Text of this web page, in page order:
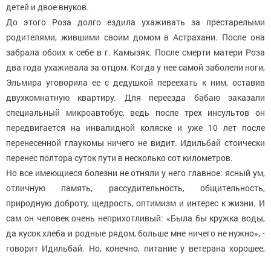
детей и двое внуков.
До этого Роза долго ездила ухаживать за престарелыми
родителями, жившими своим домом в Астрахани. После она
забрала обоих к себе в г. Камызяк. После смерти матери Роза
два года ухаживала за отцом. Когда у нее самой заболели ноги,
Эльмира уговорила ее с дедушкой переехать к ним, оставив
двухкомнатную квартиру. Для переезда бабаю заказали
специальный микроавтобус, ведь после трех инсультов он
передвигается на инвалидной коляске и уже 10 лет после
перенесенной глаукомы ничего не видит. Идильбай стоически
перенес полтора суток пути в несколько сот километров.
Но все имеющиеся болезни не отняли у него главное: ясный ум,
отличную память, рассудительность, общительность,
природную доброту, щедрость, оптимизм и интерес к жизни. И
сам он человек очень неприхотливый: «Была бы кружка воды,
да кусок хлеба и родные рядом, больше мне ничего не нужно», -
говорит Идильбай. Но, конечно, питание у ветерана хорошее,